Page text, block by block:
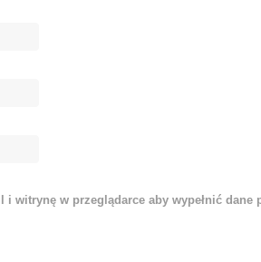
i witrynę w przeglądarce aby wypełnić dane